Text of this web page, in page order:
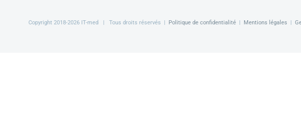
Copyright 2018-2026 IT-med | Tous droits réservés | Politique de confidentialité| Mentions légales |